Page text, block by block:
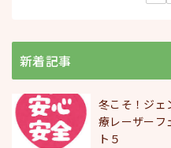
新着記事
冬こそ！ジェ
療レーザーフ
ト５